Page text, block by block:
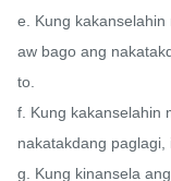
e. Kung
aw bago ang
to.
f. Kung kakanselahin
nakatakdang paglagi,
g. Kung kinansela